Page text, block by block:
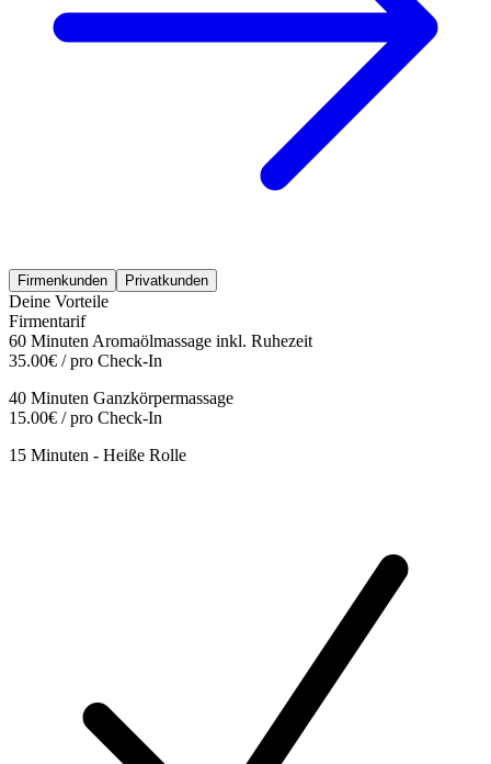
Firmenkunden Privatkunden
Deine Vorteile
Firmentarif
60 Minuten Aromaölmassage inkl. Ruhezeit
35.00€ / pro Check-In
40 Minuten Ganzkörpermassage
15.00€ / pro Check-In
15 Minuten - Heiße Rolle